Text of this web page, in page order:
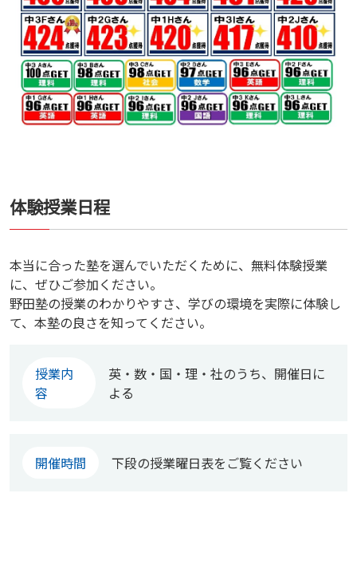
体験授業日程
本当に合った塾を選んでいただくために、無料体験授業
に、ぜひご参加ください。
野田塾の授業のわかりやすさ、学びの環境を実際に体験し
て、本塾の良さを知ってください。
授業内
容
英・数・国・理・社のうち、開催日に
よる
開催時間 下段の授業曜日表をご覧ください